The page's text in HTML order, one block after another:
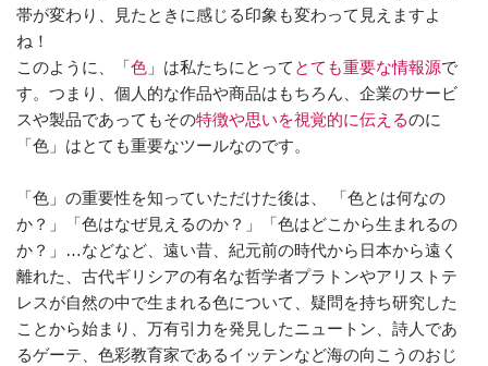
帯が変わり、見たときに感じる印象も変わって見えますよ
ね！
このように、「色 」は私たちにとって とても重要な情報源で
す。つまり、個人的な作品や商品はもちろん、企業のサービ
スや製品であってもその特徴や思いを視覚的に伝えるのに
「色」はとても重要なツールなのです。
「色」の重要性を知っていただけた後は、 「色とは何なの
か？」「色はなぜ見えるのか？」「色はどこから生まれるの
か？」…などなど、遠い昔、紀元前の時代から日本から遠く
離れた、古代ギリシアの有名な哲学者プラトンやアリストテ
レスが自然の中で生まれる色について、疑問を持ち研究した
ことから始まり、万有引力を発見したニュートン、詩人であ
るゲーテ、色彩教育家であるイッテンなど海の向こうのおじ